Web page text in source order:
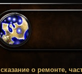
сказание о ремонте,